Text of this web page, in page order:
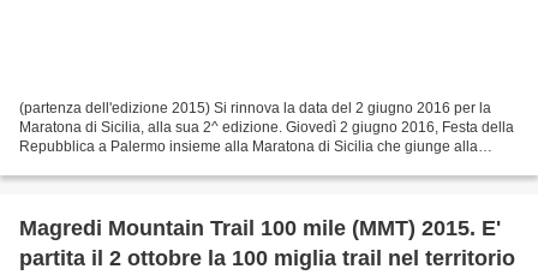
(partenza dell'edizione 2015) Si rinnova la data del 2 giugno 2016 per la
Maratona di Sicilia, alla sua 2^ edizione. Giovedì 2 giugno 2016, Festa della
Repubblica a Palermo insieme alla Maratona di Sicilia che giunge alla
Magredi Mountain Trail 100 mile (MMT) 2015. E'
partita il 2 ottobre la 100 miglia trail nel territorio